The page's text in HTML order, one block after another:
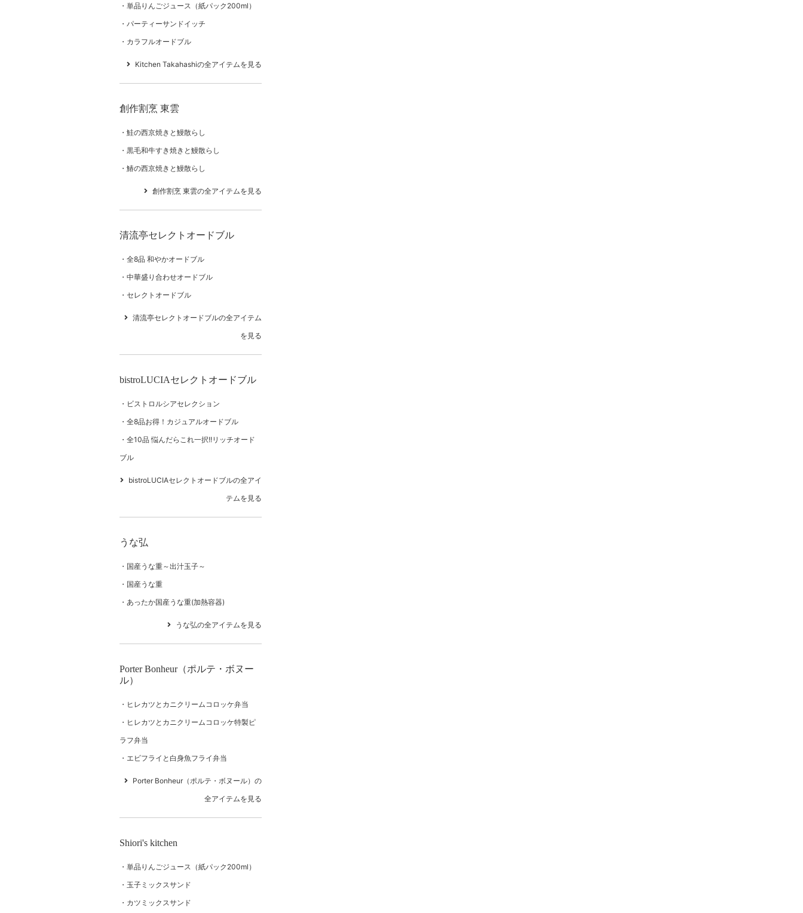
単品りんごジュース（紙パック200ml）
パーティーサンドイッチ
カラフルオードブル
Kitchen Takahashiの全アイテムを見る
創作割烹 東雲
鮭の西京焼きと鰻散らし
黒毛和牛すき焼きと鰻散らし
鰆の西京焼きと鰻散らし
創作割烹 東雲の全アイテムを見る
清流亭セレクトオードブル
全8品 和やかオードブル
中華盛り合わせオードブル
セレクトオードブル
清流亭セレクトオードブルの全アイテム
を見る
bistroLUCIAセレクトオードブル
ビストロルシアセレクション
全8品お得！カジュアルオードブル
全10品 悩んだらこれ一択!!リッチオード
ブル
bistroLUCIAセレクトオードブルの全アイ
テムを見る
うな弘
国産うな重～出汁玉子～
国産うな重
あったか国産うな重(加熱容器)
うな弘の全アイテムを見る
Porter Bonheur（ポルテ・ボヌー
ル）
ヒレカツとカニクリームコロッケ弁当
ヒレカツとカニクリームコロッケ特製ピ
ラフ弁当
エビフライと白身魚フライ弁当
Porter Bonheur（ポルテ・ボヌール）の
全アイテムを見る
Shiori's kitchen
単品りんごジュース（紙パック200ml）
玉子ミックスサンド
カツミックスサンド